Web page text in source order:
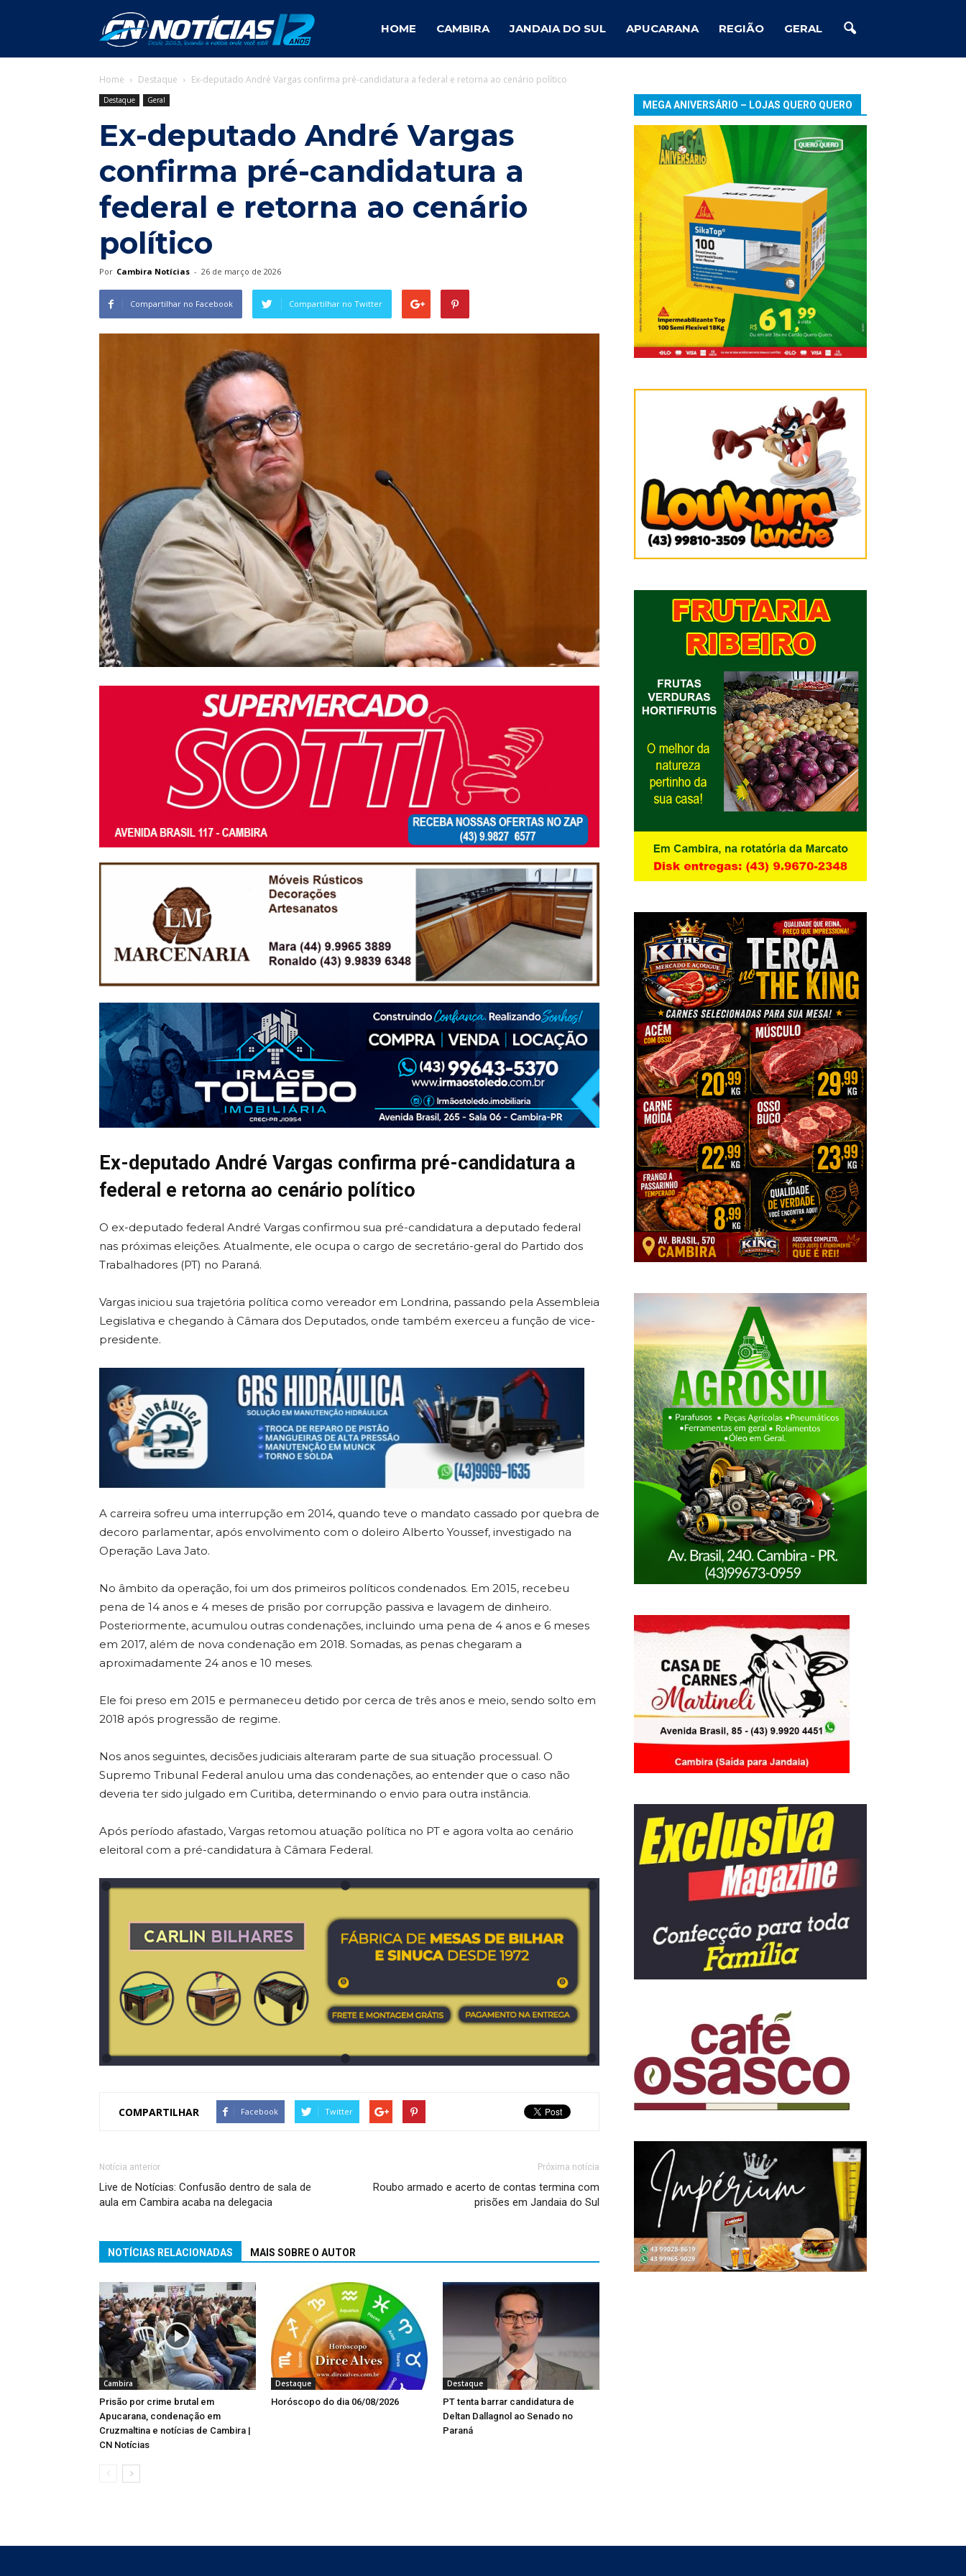
Cambira
Notícias
HOME CAMBIRA JANDAIA DO SUL APUCARANA REGIÃO GERAL
Home Destaque Ex-deputado André Vargas confirma pré-candidatura a federal e retorna ao cenário político
Destaque Geral
Ex-deputado André Vargas
confirma pré-candidatura a
federal e retorna ao cenário
político
Por Cambira Notícias - 26 de março de 2026
Compartilhar no Facebook Compartilhar no Twitter
Ex-deputado André Vargas confirma pré-candidatura a
federal e retorna ao cenário político
O ex-deputado federal André Vargas confirmou sua pré-candidatura a deputado federal
nas próximas eleições. Atualmente, ele ocupa o cargo de secretário-geral do Partido dos
Trabalhadores (PT) no Paraná.
Vargas iniciou sua trajetória política como vereador em Londrina, passando pela Assembleia
Legislativa e chegando à Câmara dos Deputados, onde também exerceu a função de vice-
presidente.
A carreira sofreu uma interrupção em 2014, quando teve o mandato cassado por quebra de
decoro parlamentar, após envolvimento com o doleiro Alberto Youssef, investigado na
Operação Lava Jato.
No âmbito da operação, foi um dos primeiros políticos condenados. Em 2015, recebeu
pena de 14 anos e 4 meses de prisão por corrupção passiva e lavagem de dinheiro.
Posteriormente, acumulou outras condenações, incluindo uma pena de 4 anos e 6 meses
em 2017, além de nova condenação em 2018. Somadas, as penas chegaram a
aproximadamente 24 anos e 10 meses.
Ele foi preso em 2015 e permaneceu detido por cerca de três anos e meio, sendo solto em
2018 após progressão de regime.
Nos anos seguintes, decisões judiciais alteraram parte de sua situação processual. O
Supremo Tribunal Federal anulou uma das condenações, ao entender que o caso não
deveria ter sido julgado em Curitiba, determinando o envio para outra instância.
Após período afastado, Vargas retomou atuação política no PT e agora volta ao cenário
eleitoral com a pré-candidatura à Câmara Federal.
COMPARTILHAR Facebook Twitter
Notícia anterior
Live de Notícias: Confusão dentro de sala de
aula em Cambira acaba na delegacia
Próxima notícia
Roubo armado e acerto de contas termina com
prisões em Jandaia do Sul
NOTÍCIAS RELACIONADAS MAIS SOBRE O AUTOR
Cambira
Prisão por crime brutal em
Apucarana, condenação em
Cruzmaltina e notícias de Cambira |
CN Notícias
Destaque
Horóscopo do dia 06/08/2026
Destaque
PT tenta barrar candidatura de
Deltan Dallagnol ao Senado no
Paraná
MEGA ANIVERSÁRIO – LOJAS QUERO QUERO